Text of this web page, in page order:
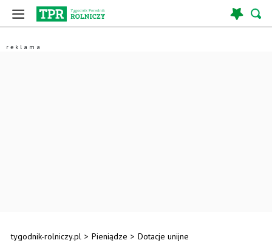
tygodnik-rolniczy.pl > Pieniądze > Dotacje unijne